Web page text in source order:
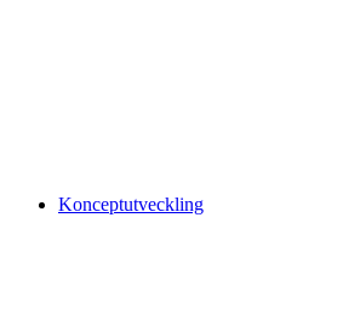
Konceptutveckling